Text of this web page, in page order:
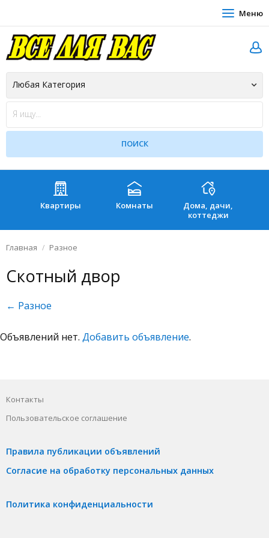
Меню
Квартиры Комнаты
Дома, дачи,
коттеджи
Главная Разное
Скотный двор
← Разное
Объявлений нет. Добавить объявление.
Контакты
Пользовательское соглашение
Правила публикации объявлений
Согласие на обработку персональных данных
Политика конфиденциальности